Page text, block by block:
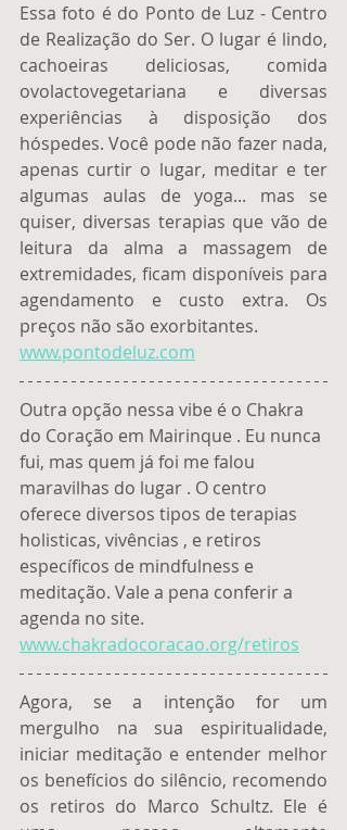
Essa foto é do Ponto de Luz - Centro
de Realização do Ser. O lugar é lindo,
cachoeiras deliciosas, comida
ovolactovegetariana e diversas
experiências à disposição dos
hóspedes. Você pode não fazer nada,
apenas curtir o lugar, meditar e ter
algumas aulas de yoga... mas se
quiser, diversas terapias que vão de
leitura da alma a massagem de
extremidades, ficam disponíveis para
agendamento e custo extra. Os
preços não são exorbitantes.
www.pontodeluz.com
Outra opção nessa vibe é o Chakra
do Coração em Mairinque . Eu nunca
fui, mas quem já foi me falou
maravilhas do lugar . O centro
oferece diversos tipos de terapias
holisticas, vivências , e retiros
específicos de mindfulness e
meditação. Vale a pena conferir a
agenda no site.
www.chakradocoracao.org/retiros
Agora, se a intenção for um
mergulho na sua espiritualidade,
iniciar meditação e entender melhor
os benefícios do silêncio, recomendo
os retiros do Marco Schultz. Ele é